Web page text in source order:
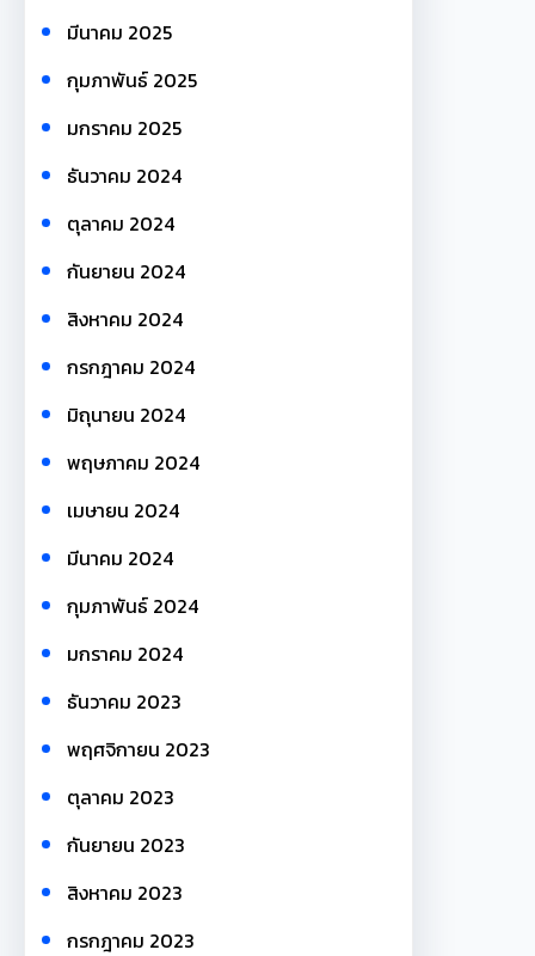
มีนาคม 2025
กุมภาพันธ์ 2025
มกราคม 2025
ธันวาคม 2024
ตุลาคม 2024
กันยายน 2024
สิงหาคม 2024
กรกฎาคม 2024
มิถุนายน 2024
พฤษภาคม 2024
เมษายน 2024
มีนาคม 2024
กุมภาพันธ์ 2024
มกราคม 2024
ธันวาคม 2023
พฤศจิกายน 2023
ตุลาคม 2023
กันยายน 2023
สิงหาคม 2023
กรกฎาคม 2023